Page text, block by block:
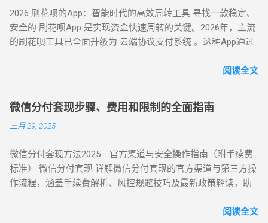
户使用支付宝扫描代付码，选择花呗完成支付。 资金流转 ：商
家确认收款后，扣除手续费将资金转入用户账户。此方法突破
所有风控限制，即使花呗被深度风控也能实现套现，是...
到账。 关键提示 ： 取现后花呗额度同步扣减，还款与花呗账
单合并，支持随时提前结清且无手续费。 备用金年化利率 7.2%
起，低于多数套现平台的高额手续费（通常达 10%-15%）。
部分用户尝试通过正规手段套现。 以下为常见套现方式： 套现
方式 操作流程 等级 到账时间 虚假交易 通过淘宝店铺刷单后退
款 ★★★★★ 5-30分钟左右 第三方平台 使用「黎明花呗」等
后返现 ★★★☆☆ 5分钟左右 替代方案推荐 ： 信用卡取现 ：
直接通过银行渠道取现，手续费约 1%-3%，日息 0.05%。 借呗
/ 网商贷 ：纯线上信用贷款，额度独立，年化利率低至 7.3%。
亲友代付 ：通过正规消费场景周转资...
案 方法 2：电商平台虚拟卡券套现 操作流程 ： 在淘宝 / 天猫
购买京东 E 卡、加油卡等虚拟商品（单笔≤5000 元）； 通过
“京回收” 等卡券平台以 92-96 折出售，资金秒到银行卡。 优势
政策波动影响 （三）实物交易型 —— 大额资金解决方案 方法类
型 操作核心 手续费区间 适用场景 方法 3：货到返现 购买手机
/ 家电后协商退货 10%-25% 单笔需提现万元以上 方法 4：线下
（四）间接套现策略 —— 隐蔽性优化方案 方法 5：信用卡代还
至银行卡，综合成本 1%-3%+ 信用卡手续费。 方法 6：亲友代
付模式 通过为亲友代购商品实现资金流转，零手续费但依赖人
际关系信任。 三、套现操作速查：3 大高频实用方案对比 方案
钟内 8%-15% ★★★☆☆ 小额紧急周转 虚拟卡券折现 1 小时内
2026 刷花呗的App：智能时代的高效周转工具 寻找一款稳定、
安全的 刷花呗App 是实现资金快速周转的关键。2026年，主流
的刷花呗工具已全面升级为 云端协议支付系统 。这种App通过
呗额度通过模拟购物流程转化为可提现余额。目前主流App的综
款 多通道备份 隐私加密 在移动支付高度发达的今天，刷花呗
已不再需要传统的线下寻找商家。只需通过手机下载特定的周
转 App 或关注 H5 平台，即可实现“足不出户，额度变现”。
时间 风控抗性 H5 聚合支付系统 动态商户码解析 实时秒到
⭐⭐⭐⭐ 电商代购助手 真实物流单号生成 T+1 隔天 ⭐⭐⭐⭐⭐ 虚
拟卡回购平台 话费/卡券回收 1-2 小时 ⭐⭐⭐ 二、 如何正确使用
时应遵循以下步骤： 实名注册： 优质的刷花呗 App 必...
阅读全文
微信分付套现步骤、费用和限制的全面指南
三月 29, 2025
微信分付套现方法2025｜官方渠道与安全操作指南（附手续费
标准） 微信分付套现 详解微信分付套现的官方渠道与第三方操
作流程，涵盖手续费解析、风控规避技巧及最新政策解读，助
年新规：微信支付强化分付风控，禁止直接套现（引用央行
阅读全文